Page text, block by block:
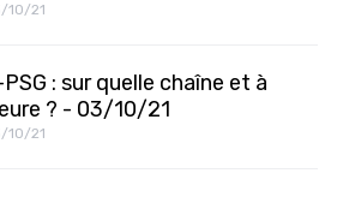
10/21
: sur quelle chaîne et à
? - 03/10/21
10/21